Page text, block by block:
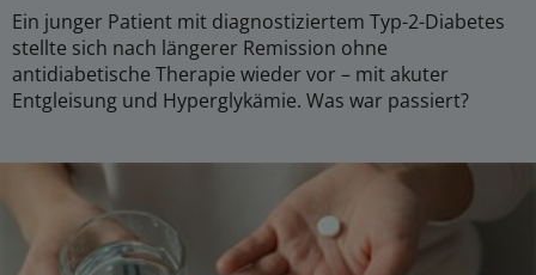
Ein junger Patient mit diagnostiziertem Typ-2-Diabetes
stellte sich nach längerer Remission ohne
antidiabetische Therapie wieder vor – mit akuter
Entgleisung und Hyperglykämie. Was war passiert?